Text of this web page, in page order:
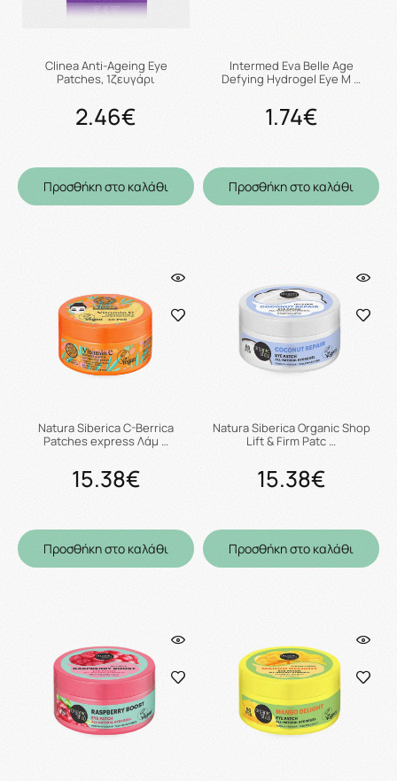
Clinea Anti-Ageing Eye
Patches, 1ζευγάρι
2.46€
Προσθήκη στο καλάθι
Intermed Eva Belle Age
Defying Hydrogel Eye M …
1.74€
Προσθήκη στο καλάθι
Natura Siberica C-Berrica
Patches express Λάμ …
15.38€
Προσθήκη στο καλάθι
Natura Siberica Organic Shop
Lift & Firm Patc …
15.38€
Προσθήκη στο καλάθι